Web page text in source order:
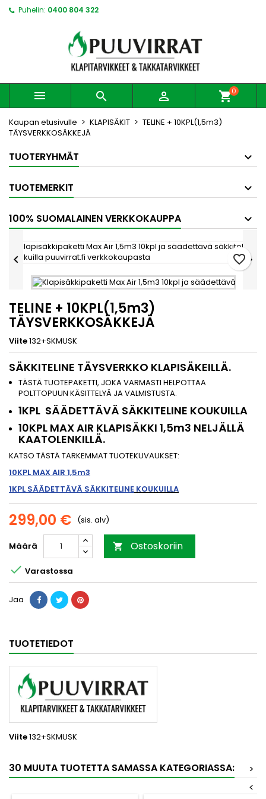
Puhelin: 0400 804 322
   shopping_cart0
Kaupan etusivulle KLAPISÄKIT
TELINE + 10KPL(1,5m3)
TÄYSVERKKOSÄKKEJÄ
TUOTERYHMÄT
TUOTEMERKIT
100% SUOMALAINEN VERKKOKAUPPA
favorite_border
 
TELINE + 10KPL(1,5m3)
TÄYSVERKKOSÄKKEJÄ
Viite132+SKMUSK
SÄKKITELINE TÄYSVERKKO KLAPISÄKEILLÄ.
TÄSTÄ TUOTEPAKETTI, JOKA VARMASTI HELPOTTAA
POLTTOPUUN KÄSITTELYÄ JA VALMISTUSTA.
1KPL SÄÄDETTÄVÄ SÄKKITELINE KOUKUILLA
10KPL MAX AIR KLAPISÄKKI 1,5m3 NELJÄLLÄ
KAATOLENKILLÄ.
KATSO TÄSTÄ TARKEMMAT TUOTEKUVAUKSET:
10KPL MAX AIR 1,5m3
1KPL SÄÄDETTÄVÄ SÄKKITELINE KOUKUILLA
299,00 € (sis. alv)
Määrä  Ostoskoriin
 Varastossa
Jaa
TUOTETIEDOT
Viite132+SKMUSK
30 MUUTA TUOTETTA SAMASSA KATEGORIASSA:
>
<